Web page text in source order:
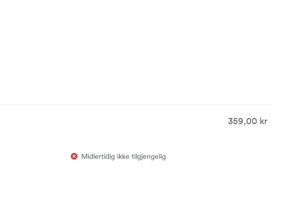
359,00 kr
Midlertidig ikke tilgjengelig